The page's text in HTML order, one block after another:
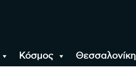
Κόσμος Θεσσαλονίκη